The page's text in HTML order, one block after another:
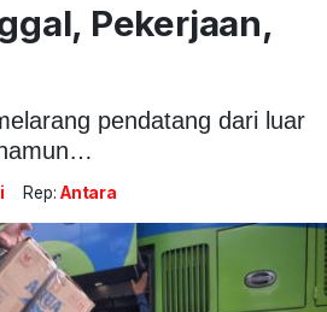
Pekerjaan,
pendatang dari luar
Rep: Antara